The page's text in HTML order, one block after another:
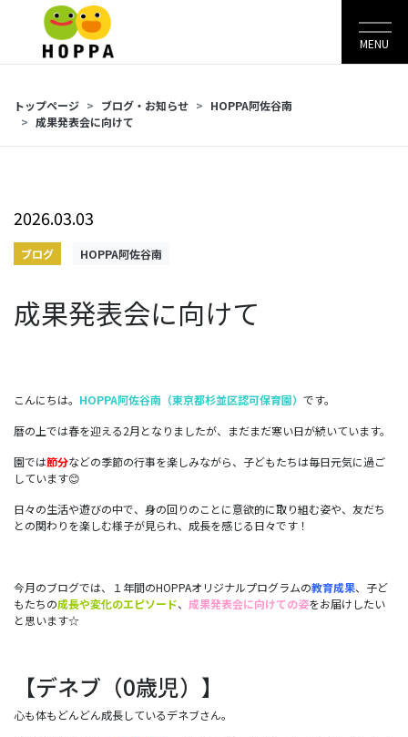
MENU
トップページ ブログ・お知らせ
HOPPA阿佐谷南
成果発表会に向けて
2026.03.03
ブログ HOPPA阿佐谷南
成果発表会に向けて
こんにちは。 HOPPA阿佐谷南（東京都杉並区認可保育園） です。
暦の上では春を迎える2月となりましたが、まだまだ寒い日が続いています。
園では節分などの季節の行事を楽しみながら、子どもたちは毎日元気に過ご
しています😊
日々の生活や遊びの中で、身の回りのことに意欲的に取り組む姿や、友だち
との関わりを楽しむ様子が見られ、成長を感じる日々です！
今月のブログでは、１年間のHOPPAオリジナルプログラムの教育成果、子ど
もたちの成長や変化のエピソード、 成果発表会に向けての姿をお届けしたい
と思います☆
【デネブ（0歳児）】
心も体もどんどん成長しているデネブさん。